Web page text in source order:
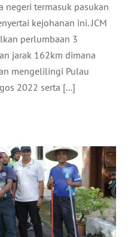
negeri termasuk pasukan
kejohanan ini. JCM
perlumbaan 3
jarak 162km dimana
mengelilingi Pulau
2022 serta [...]
PENGINDAHAN